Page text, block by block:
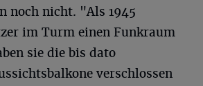
noch nicht. "Als 1945
im Turm einen Funkraum
sie die bis dato
verschlossen